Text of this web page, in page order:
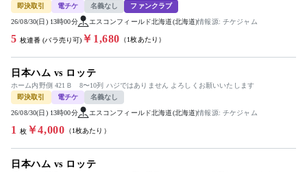
丁寧な対応を心...
即決取引 電チケ 名義なし ファンクラブ
26/08/30(日) 13時00分 エスコンフィールド北海道(北海道)情報源: チケジャム
5 枚連番 (バラ売り可) ￥1,680 （1枚あたり）
日本ハム vs ロッテ
ホーム内野側 421Ｂ 8〜10列 ハジではありません よろしくお願いいたします
即決取引
電チケ 名義なし
26/08/30(日) 13時00分 エスコンフィールド北海道(北海道)情報源: チケジャム
1 枚￥4,000 （1枚あたり）
日本ハム vs ロッテ